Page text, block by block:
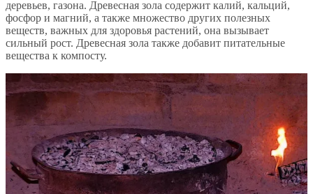
деревьев, газона. Древесная зола содержит калий, кальций,
фосфор и магний, а также множество других полезных
веществ, важных для здоровья растений, она вызывает
сильный рост. Древесная зола также добавит питательные
вещества к компосту.